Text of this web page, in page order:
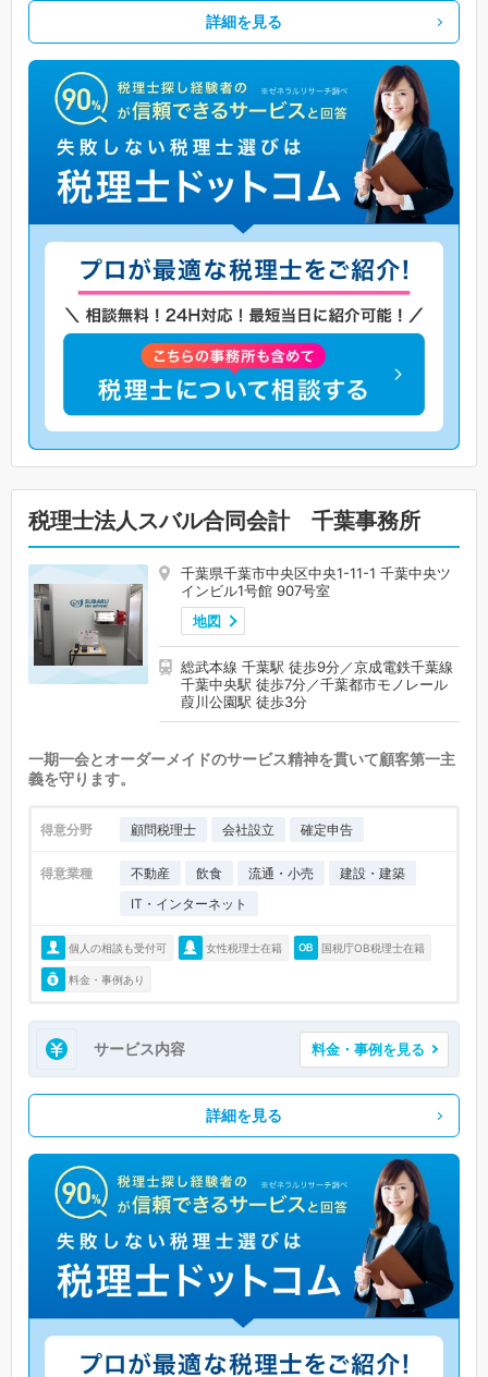
詳細を見る
税理士法人スバル合同会計 千葉事務所
千葉県千葉市中央区中央1-11-1 千葉中央ツ
インビル1号館 907号室
地図
総武本線 千葉駅 徒歩9分／京成電鉄千葉線
千葉中央駅 徒歩7分／千葉都市モノレール
葭川公園駅 徒歩3分
一期一会とオーダーメイドのサービス精神を貫いて顧客第一主
義を守ります。
得意分野 顧問税理士 会社設立 確定申告
得意業種 不動産 飲食 流通・小売
建設・建築
IT・インターネット
個人の相談も受付可 女性税理士在籍 国税庁OB税理士在籍
料金・事例あり
サービス内容 料金・事例を見る
詳細を見る